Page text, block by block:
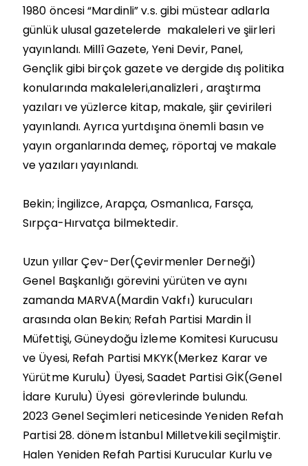
1980 öncesi “Mardinli” v.s. gibi müstear adlarla
günlük ulusal gazetelerde makaleleri ve şiirleri
yayınlandı. Millî Gazete, Yeni Devir, Panel,
Gençlik gibi birçok gazete ve dergide dış politika
konularında makaleleri,analizleri , araştırma
yazıları ve yüzlerce kitap, makale, şiir çevirileri
yayınlandı. Ayrıca yurtdışına önemli basın ve
yayın organlarında demeç, röportaj ve makale
ve yazıları yayınlandı.
Bekin; İngilizce, Arapça, Osmanlıca, Farsça,
Sırpça-Hırvatça bilmektedir.
Uzun yıllar Çev-Der(Çevirmenler Derneği)
Genel Başkanlığı görevini yürüten ve aynı
zamanda MARVA(Mardin Vakfı) kurucuları
arasında olan Bekin; Refah Partisi Mardin İl
Müfettişi, Güneydoğu İzleme Komitesi Kurucusu
ve Üyesi, Refah Partisi MKYK(Merkez Karar ve
Yürütme Kurulu) Üyesi, Saadet Partisi GİK(Genel
İdare Kurulu) Üyesi görevlerinde bulundu.
2023 Genel Seçimleri neticesinde Yeniden Refah
Partisi 28. dönem İstanbul Milletvekili seçilmiştir.
Halen Yeniden Refah Partisi Kurucular Kurlu ve